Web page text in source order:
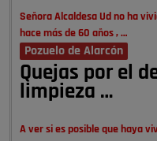
Señora Alcaldesa Ud no ha
hace más de 60 años , …
Pozuelo de Alarcón
Quejas por el
limpieza …
A ver si es posible que haya